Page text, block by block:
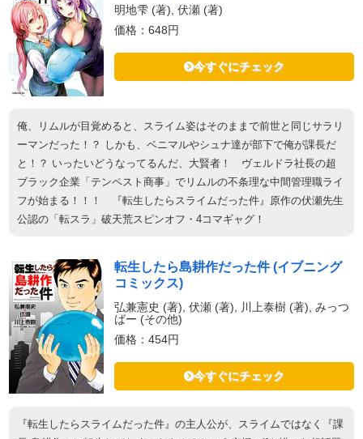
明地雫 (著), 伏瀬 (著)
価格：648円
今すぐにチェック
俺、リムルが目覚めると、スライム姿はそのままで前世と同じサラリ
ーマンだった！？ しかも、ベニマルやシュナ達が部下で俺が課長だ
と！？ いったいどうなってるんだ、大賢者！ ヴェルドラ社長の超
ブラック企業「テンペスト商事」でリムルの不条理な中間管理職ライ
フが始まる！！！ 『転生したらスライムだった件』原作の伏瀬先生
公認の「転スラ」破天荒スピンオフ・4コマギャグ！
転生したら島耕作だった件 (イブニング
コミックス)
弘兼憲史 (著), 伏瀬 (著), 川上泰樹 (著), みっつ
ばー (その他)
価格：454円
今すぐにチェック
『転生したらスライムだった件』の主人公が、スライムではなく『課